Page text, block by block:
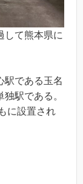
して熊本県に
駅である玉名
駅である。
に設置され